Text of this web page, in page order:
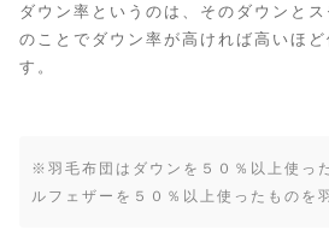
ダウン率というのは、そのダウンと
のことでダウン率が高ければ高いほ
す。
※羽毛布団はダウンを５０％以上使っ
ルフェザーを５０％以上使ったものを